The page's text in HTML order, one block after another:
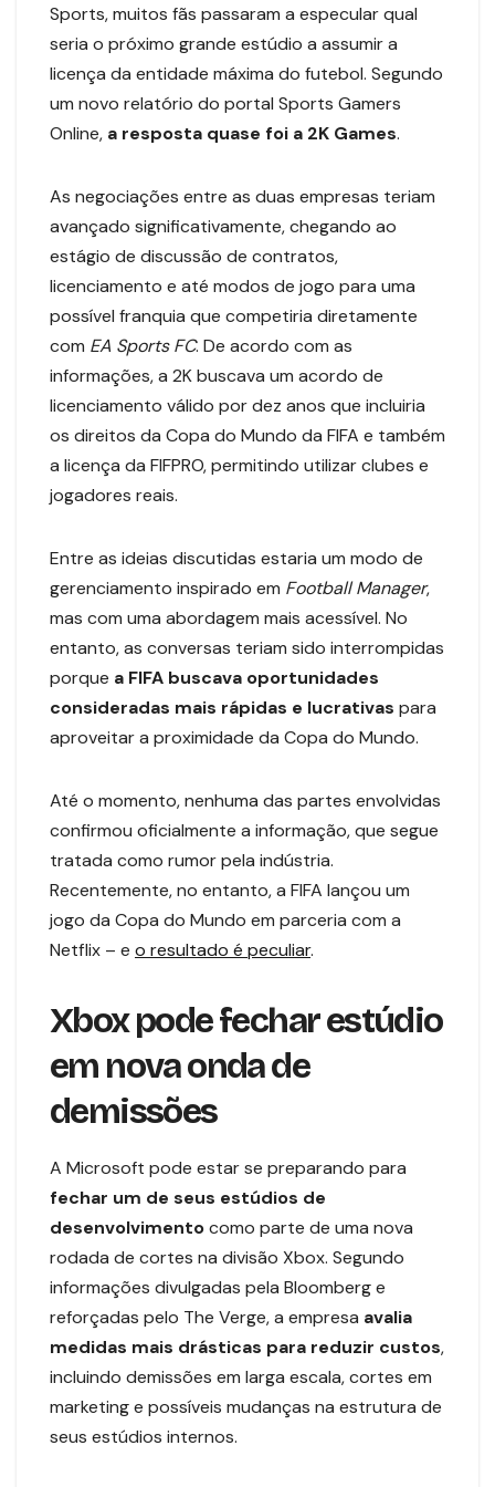
Sports, muitos fãs passaram a especular qual
seria o próximo grande estúdio a assumir a
licença da entidade máxima do futebol. Segundo
um novo relatório do portal Sports Gamers
Online, a resposta quase foi a 2K Games.
As negociações entre as duas empresas teriam
avançado significativamente, chegando ao
estágio de discussão de contratos,
licenciamento e até modos de jogo para uma
possível franquia que competiria diretamente
com EA Sports FC. De acordo com as
informações, a 2K buscava um acordo de
licenciamento válido por dez anos que incluiria
os direitos da Copa do Mundo da FIFA e também
a licença da FIFPRO, permitindo utilizar clubes e
jogadores reais.
Entre as ideias discutidas estaria um modo de
gerenciamento inspirado em Football Manager,
mas com uma abordagem mais acessível. No
entanto, as conversas teriam sido interrompidas
porque a FIFA buscava oportunidades
consideradas mais rápidas e lucrativas para
aproveitar a proximidade da Copa do Mundo.
Até o momento, nenhuma das partes envolvidas
confirmou oficialmente a informação, que segue
tratada como rumor pela indústria.
Recentemente, no entanto, a FIFA lançou um
jogo da Copa do Mundo em parceria com a
Netflix – e o resultado é peculiar.
Xbox pode fechar estúdio
em nova onda de
demissões
A Microsoft pode estar se preparando para
fechar um de seus estúdios de
desenvolvimentocomo parte de uma nova
rodada de cortes na divisão Xbox. Segundo
informações divulgadas pela Bloomberg e
reforçadas pelo The Verge, a empresa avalia
medidas mais drásticas para reduzir custos,
incluindo demissões em larga escala, cortes em
marketing e possíveis mudanças na estrutura de
seus estúdios internos.